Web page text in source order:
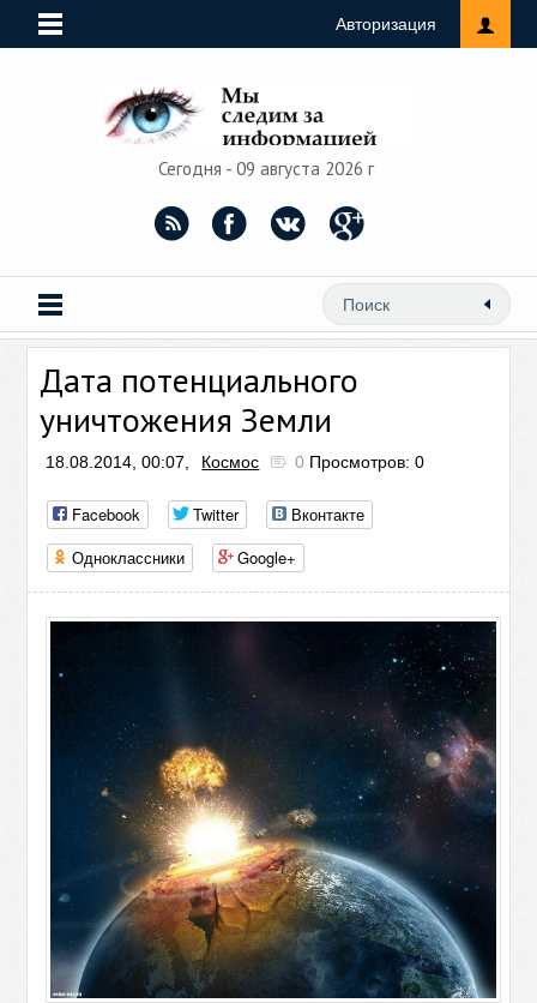
Авторизация
Сегодня - 09 августа 2026 г
Дата потенциального
уничтожения Земли
18.08.2014, 00:07, Космос 0 Просмотров: 0
Facebook Twitter
Вконтакте
Одноклассники
Google+